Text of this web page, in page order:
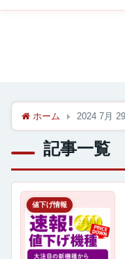
ホーム 2024 7月 29
記事一覧
値下げ情報